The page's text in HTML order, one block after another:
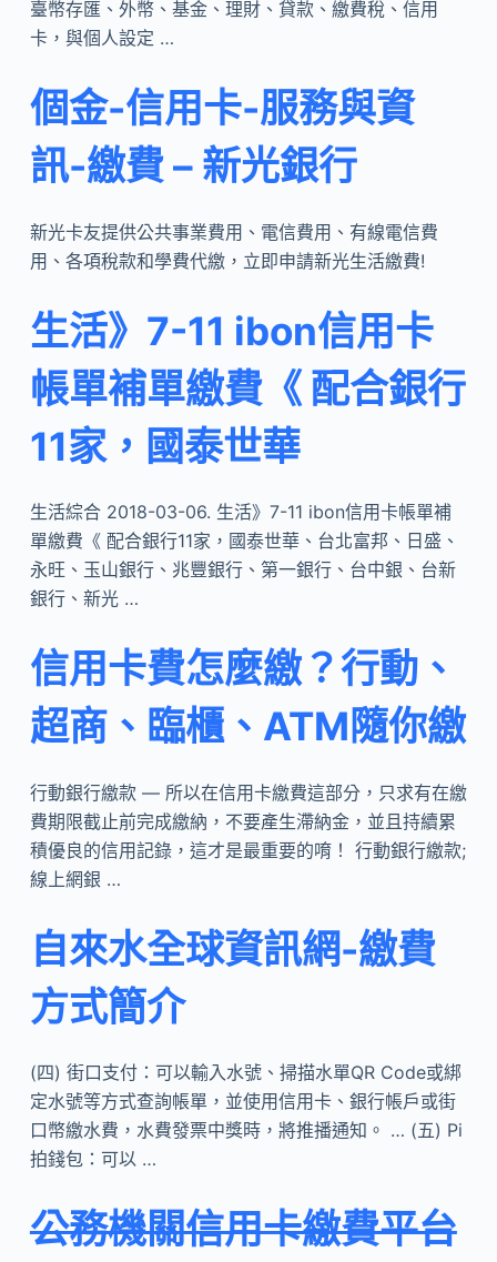
臺幣存匯、外幣、基金、理財、貸款、繳費稅、信用
卡，與個人設定 …
個金-信用卡-服務與資
訊-繳費 – 新光銀行
新光卡友提供公共事業費用、電信費用、有線電信費
用、各項稅款和學費代繳，立即申請新光生活繳費!
生活》7-11 ibon信用卡
帳單補單繳費《 配合銀行
11家，國泰世華
生活綜合 2018-03-06. 生活》7-11 ibon信用卡帳單補
單繳費《 配合銀行11家，國泰世華、台北富邦、日盛、
永旺、玉山銀行、兆豐銀行、第一銀行、台中銀、台新
銀行、新光 …
信用卡費怎麼繳？行動、
超商、臨櫃、ATM隨你繳
行動銀行繳款 — 所以在信用卡繳費這部分，只求有在繳
費期限截止前完成繳納，不要產生滯納金，並且持續累
積優良的信用記錄，這才是最重要的唷！ 行動銀行繳款;
線上網銀 …
自來水全球資訊網-繳費
方式簡介
(四) 街口支付：可以輸入水號、掃描水單QR Code或綁
定水號等方式查詢帳單，並使用信用卡、銀行帳戶或街
口幣繳水費，水費發票中獎時，將推播通知。 … (五) Pi
拍錢包：可以 …
公務機關信用卡繳費平台